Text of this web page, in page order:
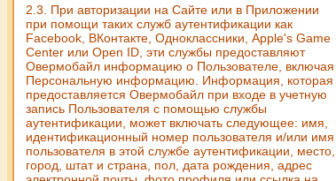
2.3. При авторизации на Сайте или в Приложении
при помощи таких служб аутентификации как
Facebook, ВКонтакте, Одноклассники, Apple's Game
Center или Open ID, эти службы предоставляют
Овермобайл информацию о Пользователе, включая
Персональную информацию. Информация, которая
предоставляется Овермобайл при входе в учетную
запись Пользователя с помощью службы
аутентификации, может включать следующее: имя,
идентификационный номер пользователя и/или имя
пользователя в этой службе аутентификации, место,
город, штат и страна, пол, дата рождения, адрес